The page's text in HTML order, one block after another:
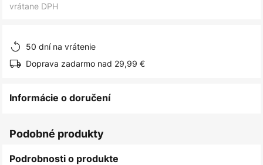
vrátane DPH
50 dní na vrátenie
Doprava zadarmo nad 29,99 €
Informácie o doručení
Podobné produkty
Podrobnosti o produkte